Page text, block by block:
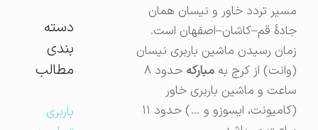
مسیر تردد خاور و نیسان همان
جادهٔ قم–کاشان–اصفهان است.
زمان رسیدن ماشین باربری نیسان
(وانت) از کرج بهمبارکه
حدود ۸
ساعت و ماشین باربری خاور
(کامیونت، ایسوزو و …) حدود ۱۱
دسته
بندی
مطالب
باربری